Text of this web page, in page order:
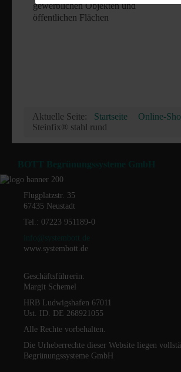
gewerblichen Objekten und
öffentlichen Flächen
Aktuelle Seite: Startseite
Online-
Steinfix® stahl rund
Flugplatzstr. 35
67435 Neustadt
Tel.: 07223 951189-0
www.systembott.de
Geschäftsführerin:
Margit Schemel
HRB Ludwigshafen 67011
Ust. ID. DE 268921055
Alle Rechte vorbehalten.
Die Urheberrechte dieser Website liegen
Begrünungssysteme GmbH